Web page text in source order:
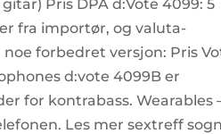
Pris DPA d:Vote 4099: 5
fra importør, og valuta-
forbedret versjon: Pris
d:vote 4099B er
for kontrabass. Wearables
Les mer sextreff